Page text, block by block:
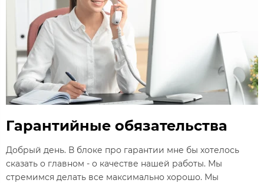
Гарантийные обязательства
Добрый день. В блоке про гарантии мне бы хотелось
сказать о главном - о качестве нашей работы. Мы
стремимся делать все максимально хорошо. Мы